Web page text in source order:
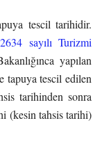
tescil tarihidir.
2634 sayılı Turizmi
yapılan
tapuya tescil edilen
tarihinden sonra
(kesin tahsis tarihi)